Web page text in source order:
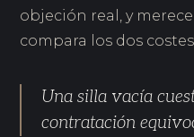
objeción real, y
compara los dos
Una silla vacía
contratación